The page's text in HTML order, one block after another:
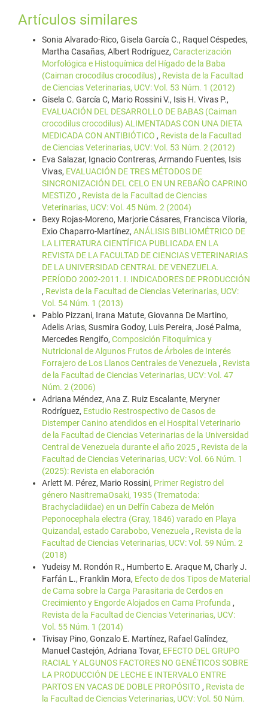
Artículos similares
Sonia Alvarado-Rico, Gisela García C., Raquel Céspedes,
Martha Casañas, Albert Rodríguez, Caracterización
Morfológica e Histoquímica del Hígado de la Baba
(Caiman crocodilus crocodilus) , Revista de la Facultad
de Ciencias Veterinarias, UCV: Vol. 53 Núm. 1 (2012)
Gisela C. García C, Mario Rossini V., Isis H. Vivas P.,
EVALUACIÓN DEL DESARROLLO DE BABAS (Caiman
crocodilus crocodilus) ALIMENTADAS CON UNA DIETA
MEDICADA CON ANTIBIÓTICO , Revista de la Facultad
de Ciencias Veterinarias, UCV: Vol. 53 Núm. 2 (2012)
Eva Salazar, Ignacio Contreras, Armando Fuentes, Isis
Vivas, EVALUACIÓN DE TRES MÉTODOS DE
SINCRONIZACIÓN DEL CELO EN UN REBAÑO CAPRINO
MESTIZO , Revista de la Facultad de Ciencias
Veterinarias, UCV: Vol. 45 Núm. 2 (2004)
Bexy Rojas-Moreno, Marjorie Cásares, Francisca Viloria,
Exio Chaparro-Martínez, ANÁLISIS BIBLIOMÉTRICO DE
LA LITERATURA CIENTÍFICA PUBLICADA EN LA
REVISTA DE LA FACULTAD DE CIENCIAS VETERINARIAS
DE LA UNIVERSIDAD CENTRAL DE VENEZUELA.
PERÍODO 2002-2011. I. INDICADORES DE PRODUCCIÓN
, Revista de la Facultad de Ciencias Veterinarias, UCV:
Vol. 54 Núm. 1 (2013)
Pablo Pizzani, Irana Matute, Giovanna De Martino,
Adelis Arias, Susmira Godoy, Luis Pereira, José Palma,
Mercedes Rengifo, Composición Fitoquímica y
Nutricional de Algunos Frutos de Árboles de Interés
Forrajero de Los Llanos Centrales de Venezuela , Revista
de la Facultad de Ciencias Veterinarias, UCV: Vol. 47
Núm. 2 (2006)
Adriana Méndez, Ana Z. Ruiz Escalante, Meryner
Rodríguez, Estudio Restrospectivo de Casos de
Distemper Canino atendidos en el Hospital Veterinario
de la Facultad de Ciencias Veterinarias de la Universidad
Central de Venezuela durante el año 2025 , Revista de la
Facultad de Ciencias Veterinarias, UCV: Vol. 66 Núm. 1
(2025): Revista en elaboración
Arlett M. Pérez, Mario Rossini, Primer Registro del
género NasitremaOsaki, 1935 (Trematoda:
Brachycladiidae) en un Delfín Cabeza de Melón
Peponocephala electra (Gray, 1846) varado en Playa
Quizandal, estado Carabobo, Venezuela , Revista de la
Facultad de Ciencias Veterinarias, UCV: Vol. 59 Núm. 2
(2018)
Yudeisy M. Rondón R., Humberto E. Araque M, Charly J.
Farfán L., Franklin Mora, Efecto de dos Tipos de Material
de Cama sobre la Carga Parasitaria de Cerdos en
Crecimiento y Engorde Alojados en Cama Profunda ,
Revista de la Facultad de Ciencias Veterinarias, UCV:
Vol. 55 Núm. 1 (2014)
Tivisay Pino, Gonzalo E. Martínez, Rafael Galíndez,
Manuel Castejón, Adriana Tovar, EFECTO DEL GRUPO
RACIAL Y ALGUNOS FACTORES NO GENÉTICOS SOBRE
LA PRODUCCIÓN DE LECHE E INTERVALO ENTRE
PARTOS EN VACAS DE DOBLE PROPÓSITO , Revista de
la Facultad de Ciencias Veterinarias, UCV: Vol. 50 Núm.